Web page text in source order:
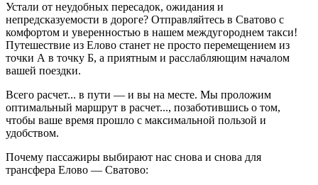
Устали от неудобных пересадок, ожидания и
непредсказуемости в дороге? Отправляйтесь в Сватово с
комфортом и уверенностью в нашем междугороднем такси!
Путешествие из Елово станет не просто перемещением из
точки А в точку Б, а приятным и расслабляющим началом
вашей поездки.
Всего расчет... в пути — и вы на месте. Мы проложим
оптимальный маршрут в расчет..., позаботившись о том,
чтобы ваше время прошло с максимальной пользой и
удобством.
Почему пассажиры выбирают нас снова и снова для
трансфера Елово — Сватово: